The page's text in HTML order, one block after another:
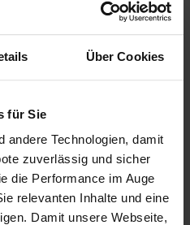
Über Cookies
für Sie
andere Technologien, damit
zuverlässig und sicher
die Performance im Auge
relevanten Inhalte und eine
Damit unsere Webseite,
Sekunden
175 km/h
das Fahrwerk